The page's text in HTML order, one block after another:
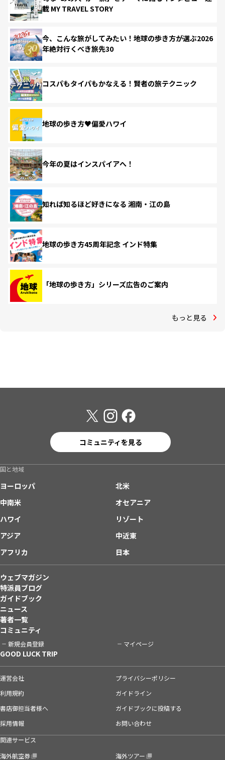
載 MY TRAVEL STORY
今、こんな旅がしてみたい！地球の歩き方が選ぶ2026
年絶対行くべき旅先30
コスパもタイパもかなえる！賢者の旅テクニック
地球の歩き方♥偏愛ハワイ
今年の夏はインスパイアへ！
知れば知るほど好きになる 湘南・江の島
地球の歩き方45周年記念 インド特集
「地球の歩き方」シリーズ広告のご案内
もっと見る
コミュニティを見る
国と地域
ヨーロッパ
北米
中南米
オセアニア
ハワイ
リゾート
アジア
中近東
アフリカ
日本
ウェブマガジン
特派員ブログ
ガイドブック
ニュース
著者一覧
コミュニティ
新規会員登録 マイページ
GOOD LUCK TRIP
運営会社
プライバシーポリシー
利用規約
ガイドライン
書店御担当者様へ
ガイドブックに投稿する
採用情報
お問い合わせ
関連サービス
海外航空券
海外ツアー